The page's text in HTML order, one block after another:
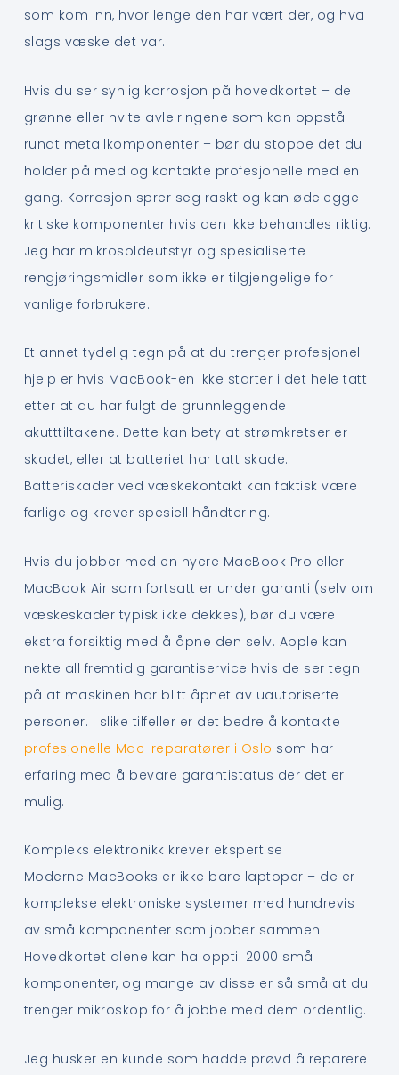
som kom inn, hvor lenge den har vært der, og hva
slags væske det var.
Hvis du ser synlig korrosjon på hovedkortet – de
grønne eller hvite avleiringene som kan oppstå
rundt metallkomponenter – bør du stoppe det du
holder på med og kontakte profesjonelle med en
gang. Korrosjon sprer seg raskt og kan ødelegge
kritiske komponenter hvis den ikke behandles riktig.
Jeg har mikrosoldeutstyr og spesialiserte
rengjøringsmidler som ikke er tilgjengelige for
vanlige forbrukere.
Et annet tydelig tegn på at du trenger profesjonell
hjelp er hvis MacBook-en ikke starter i det hele tatt
etter at du har fulgt de grunnleggende
akutttiltakene. Dette kan bety at strømkretser er
skadet, eller at batteriet har tatt skade.
Batteriskader ved væskekontakt kan faktisk være
farlige og krever spesiell håndtering.
Hvis du jobber med en nyere MacBook Pro eller
MacBook Air som fortsatt er under garanti (selv om
væskeskader typisk ikke dekkes), bør du være
ekstra forsiktig med å åpne den selv. Apple kan
nekte all fremtidig garantiservice hvis de ser tegn
på at maskinen har blitt åpnet av uautoriserte
personer. I slike tilfeller er det bedre å kontakte
profesjonelle Mac-reparatører i Oslo som har
erfaring med å bevare garantistatus der det er
mulig.
Kompleks elektronikk krever ekspertise
Moderne MacBooks er ikke bare laptoper – de er
komplekse elektroniske systemer med hundrevis
av små komponenter som jobber sammen.
Hovedkortet alene kan ha opptil 2000 små
komponenter, og mange av disse er så små at du
trenger mikroskop for å jobbe med dem ordentlig.
Jeg husker en kunde som hadde prøvd å reparere